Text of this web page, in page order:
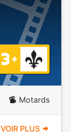
Motards
VOIR PLUS